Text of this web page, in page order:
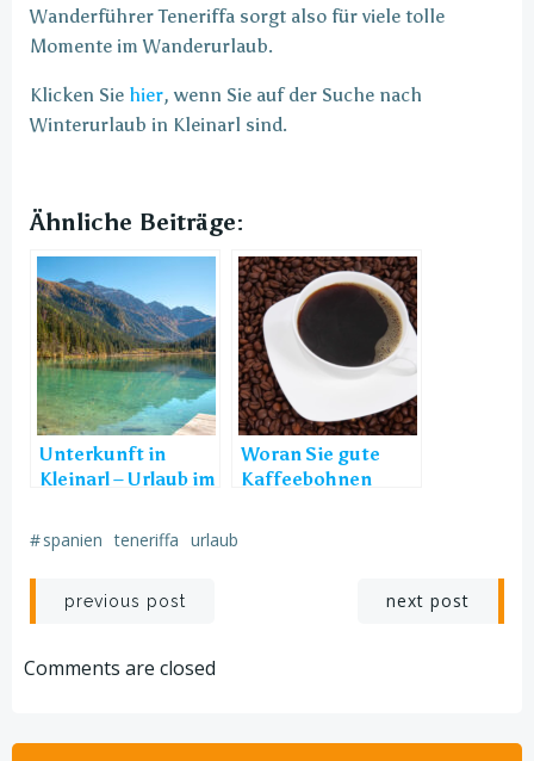
Wanderführer Teneriffa sorgt also für viele tolle
Momente im Wanderurlaub.
Klicken Sie hier, wenn Sie auf der Suche nach
Winterurlaub in Kleinarl sind.
Ähnliche Beiträge:
Unterkunft in
Kleinarl – Urlaub im
Woran Sie gute
Kaffeebohnen
#spanien teneriffa urlaub
Post
navigation
previous post next post
Comments are closed